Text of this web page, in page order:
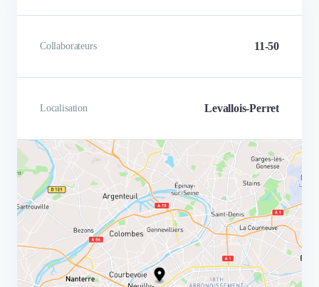
Collaborateurs 11-50
Localisation Levallois-Perret